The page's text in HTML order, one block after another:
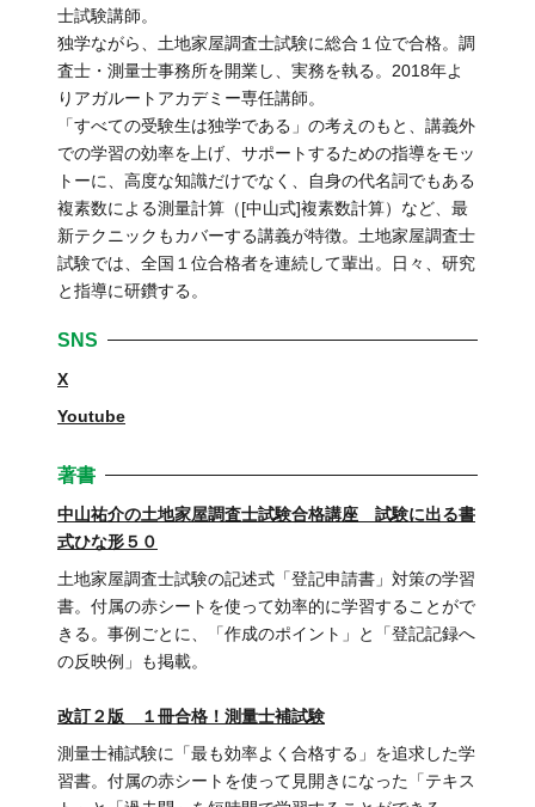
士試験講師。
独学ながら、土地家屋調査士試験に総合１位で合格。調
査士・測量士事務所を開業し、実務を執る。2018年よ
りアガルートアカデミー専任講師。
「すべての受験生は独学である」の考えのもと、講義外
での学習の効率を上げ、サポートするための指導をモッ
トーに、高度な知識だけでなく、自身の代名詞でもある
複素数による測量計算（[中山式]複素数計算）など、最
新テクニックもカバーする講義が特徴。土地家屋調査士
試験では、全国１位合格者を連続して輩出。日々、研究
と指導に研鑽する。
SNS
X
Youtube
著書
中山祐介の土地家屋調査士試験合格講座 試験に出る書
式ひな形５０
土地家屋調査士試験の記述式「登記申請書」対策の学習
書。付属の赤シートを使って効率的に学習することがで
きる。事例ごとに、「作成のポイント」と「登記記録へ
の反映例」も掲載。
改訂２版 １冊合格！測量士補試験
測量士補試験に「最も効率よく合格する」を追求した学
習書。付属の赤シートを使って見開きになった「テキス